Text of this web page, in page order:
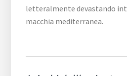
letteralmente devastando
macchia mediterranea.